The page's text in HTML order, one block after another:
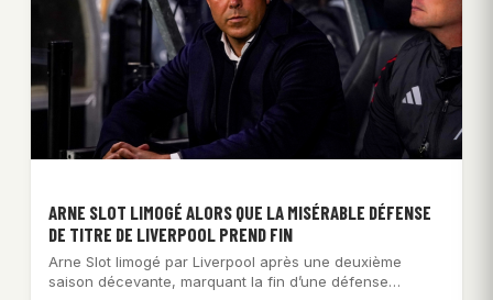
ARNE SLOT LIMOGÉ ALORS QUE LA MISÉRABLE DÉFENSE
DE TITRE DE LIVERPOOL PREND FIN
Arne Slot limogé par Liverpool après une deuxième
saison décevante, marquant la fin d’une défense…